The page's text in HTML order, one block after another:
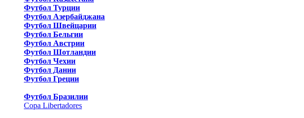
Футбол Турции
Футбол Азербайджана
Футбол Швейцарии
Футбол Бельгии
Футбол Австрии
Футбол Шотландии
Футбол Чехии
Футбол Дании
Футбол Греции
Футбол Бразилии
Copa Libertadores